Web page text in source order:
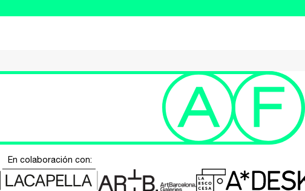
En colaboración con: